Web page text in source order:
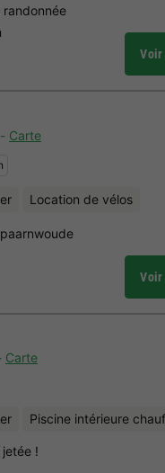
Carte
Location de vélos
Carte
Piscine intérieure
!